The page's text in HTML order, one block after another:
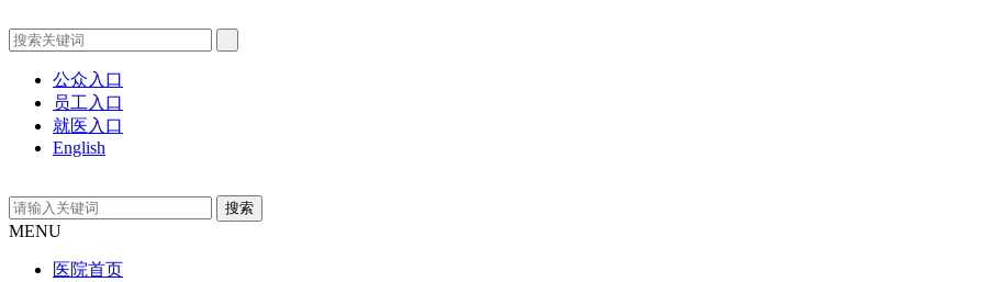
公众入口
员工入口
就医入口
English
MENU
医院首页